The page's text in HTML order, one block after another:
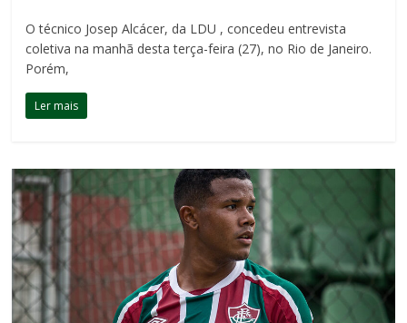
O técnico Josep Alcácer, da LDU , concedeu entrevista
coletiva na manhã desta terça-feira (27), no Rio de Janeiro.
Porém,
Ler mais